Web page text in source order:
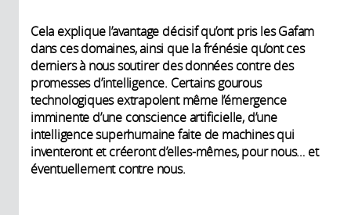
Cela explique l’avantage décisif qu’ont pris les Gafam
dans ces domaines, ainsi que la frénésie qu’ont ces
derniers à nous soutirer des données contre des
promesses d’intelligence. Certains gourous
technologiques extrapolent même l’émergence
imminente d’une conscience artificielle, d’une
intelligence superhumaine faite de machines qui
inventeront et créeront d’elles-mêmes, pour nous… et
éventuellement contre nous.